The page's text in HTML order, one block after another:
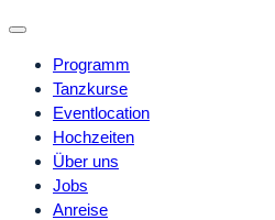
Programm
Tanzkurse
Eventlocation
Hochzeiten
Über uns
Jobs
Anreise